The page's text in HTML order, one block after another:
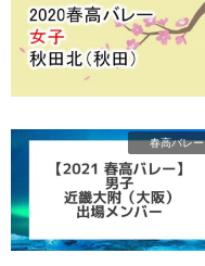
春高バレー